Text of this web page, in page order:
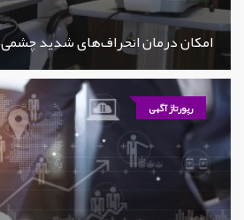
امکان درمان انحراف‌های شدید چشمی
رپورتاژ آگهی